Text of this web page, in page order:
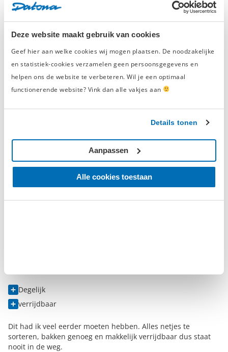
Deze website maakt gebruik van cookies
Geef hier aan welke cookies wij mogen plaatsen. De noodzakelijke
en statistiek-cookies verzamelen geen persoonsgegevens en
helpen ons de website te verbeteren. Wil je een optimaal
functionerende website? Vink dan alle vakjes aan
Details tonen
Alle cookies toestaan
Aanpassen
van € 50,-en eeuwige roem.
Schrijf een beoordeling
Geverifieerde beoordeling
Herens
Degelijk
verrijdbaar
Dit had ik veel eerder moeten hebben. Alles netjes te
sorteren, bakken genoeg en makkelijk verrijdbaar dus staat
nooit in de weg.